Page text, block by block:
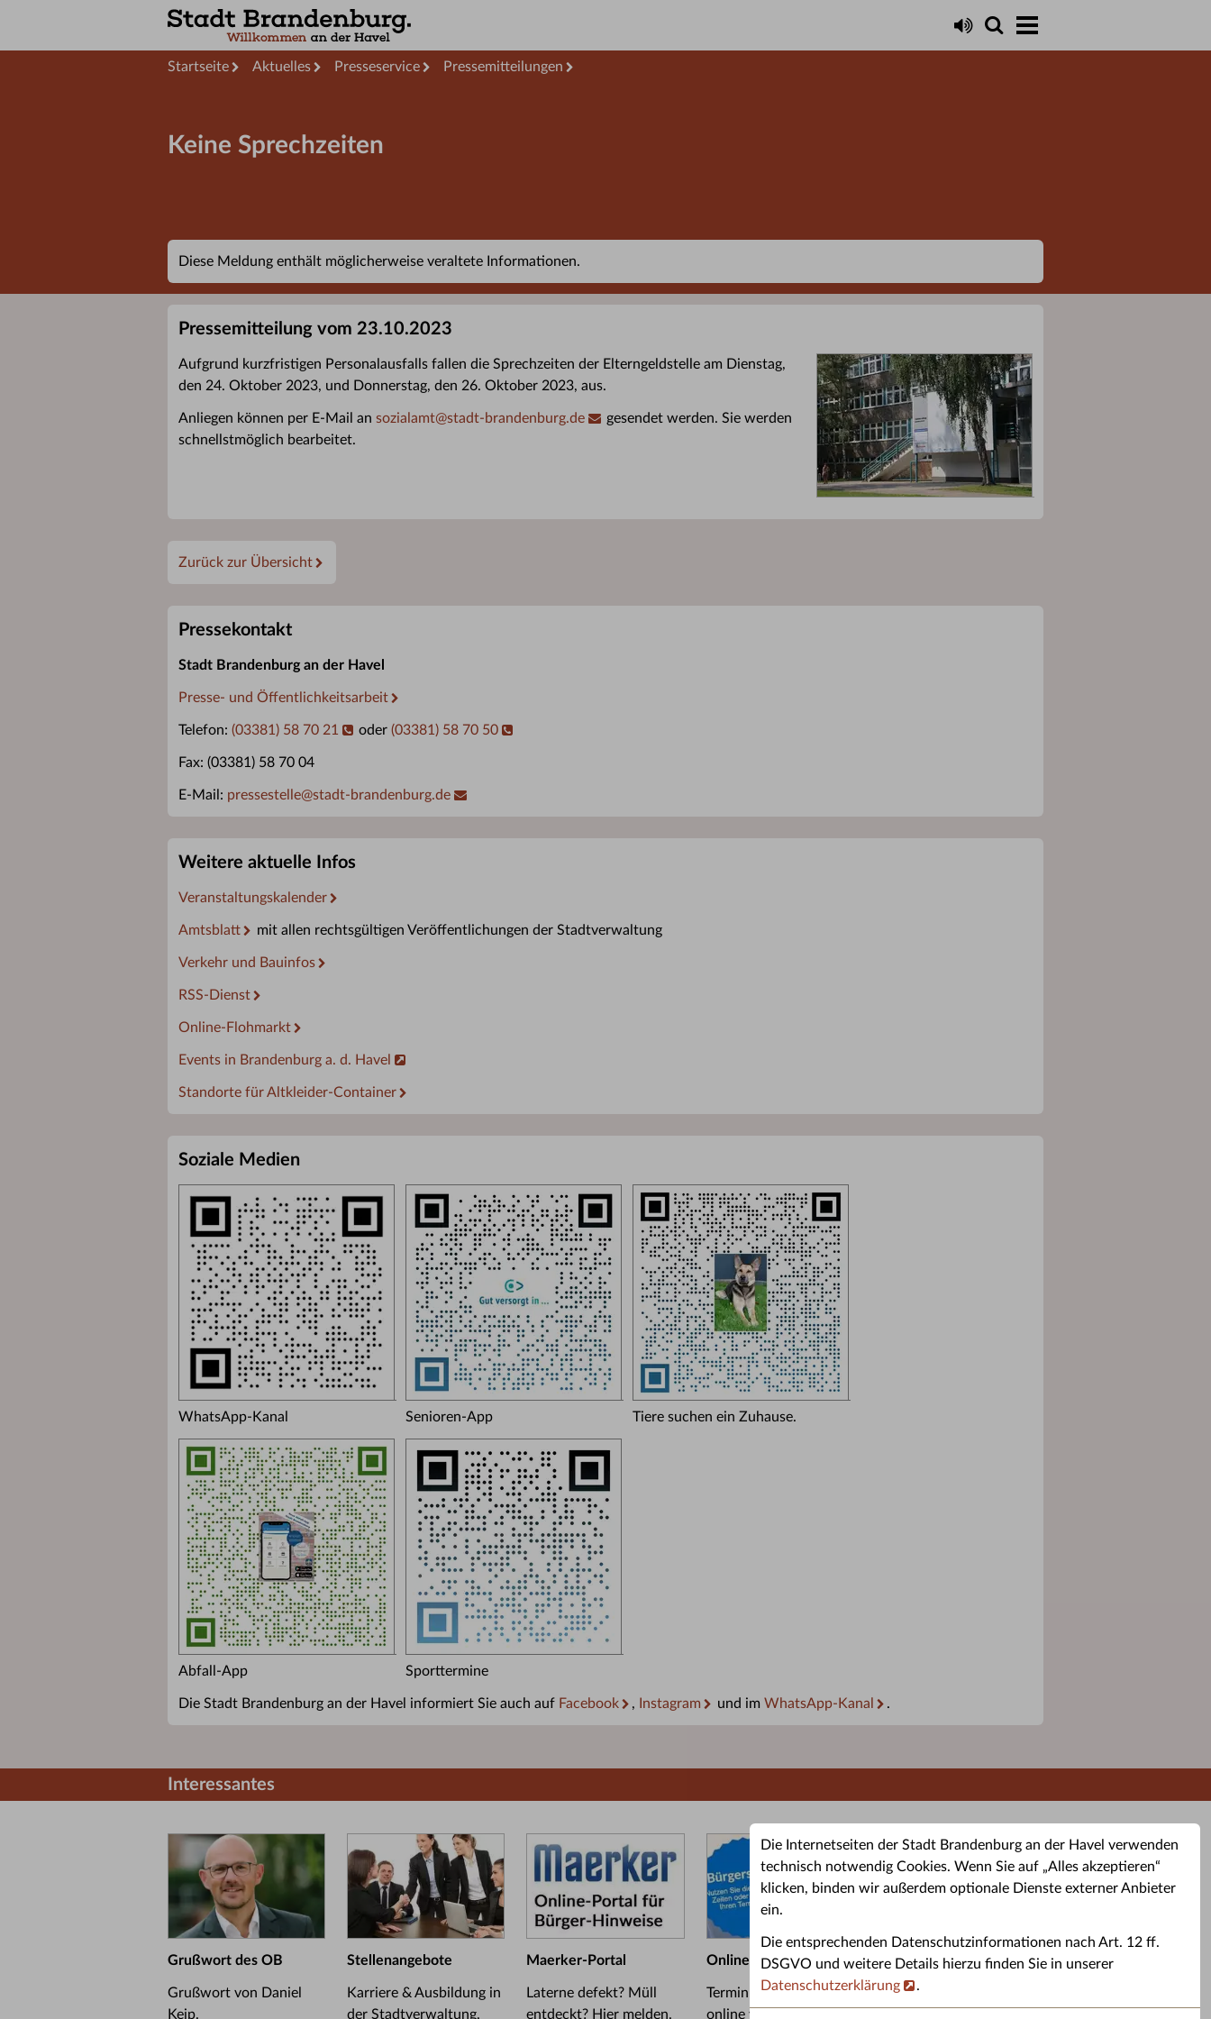
Die Internetseiten der Stadt Brandenburg an der Havel verwenden
technisch notwendig Cookies. Wenn Sie auf „Alles akzeptieren“
klicken, binden wir außerdem optionale Dienste externer Anbieter
ein.
Die entsprechenden Datenschutzinformationen nach Art. 12 ff.
DSGVO und weitere Details hierzu finden Sie in unserer
Datenschutzerklärung
.
Startseite Aktuelles Presseservice Pressemitteilungen
Keine Sprechzeiten
Diese Meldung enthält möglicherweise veraltete Informationen.
Pressemitteilung vom 23.10.2023
Aufgrund kurzfristigen Personalausfalls fallen die Sprechzeiten der Elterngeldstelle am Dienstag,
den 24. Oktober 2023, und Donnerstag, den 26. Oktober 2023, aus.
Anliegen können per E-Mail an sozialamt@stadt-brandenburg.de
gesendet werden. Sie werden
schnellstmöglich bearbeitet.
Zurück zur Übersicht
Pressekontakt
Stadt Brandenburg an der Havel
Presse- und Öffentlichkeitsarbeit
Telefon: (03381) 58 70 21 oder (03381) 58 70 50
Fax: (03381) 58 70 04
E-Mail: pressestelle@stadt-brandenburg.de
Weitere aktuelle Infos
Veranstaltungskalender
Amtsblatt mit allen rechtsgültigen Veröffentlichungen der Stadtverwaltung
Verkehr und Bauinfos
RSS-Dienst
Online-Flohmarkt
Events in Brandenburg a. d. Havel
Standorte für Altkleider-Container
Soziale Medien
WhatsApp-Kanal Senioren-App Tiere suchen ein Zuhause.
Abfall-App Sporttermine
Die Stadt Brandenburg an der Havel informiert Sie auch auf Facebook , Instagram und im WhatsApp-Kanal .
Interessantes
Grußwort des OB
Grußwort von Daniel
Keip.
Stellenangebote
Karriere & Ausbildung in
der Stadtverwaltung.
Maerker-Portal
Laterne defekt? Müll
entdeckt? Hier melden.
Online-Terminbuchung
Termin im Bürgerservice
online vereinbaren.
Altkleider-Container
Standorte für Altkleider-
Sporttermine